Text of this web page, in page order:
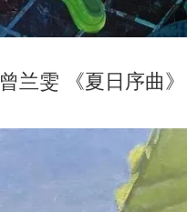
曾兰雯 《夏日序曲